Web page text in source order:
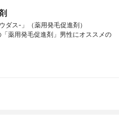
ダス-」（薬用発毛促進剤）
薬用発毛促進剤」男性にオススメの